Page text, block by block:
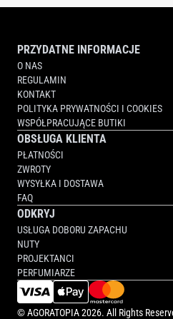
PARISIAN
PRZYDATNE INFORMACJE
O NAS
REGULAMIN
KONTAKT
POLITYKA PRYWATNOŚCI I COOKIES
WSPÓŁPRACUJĄCE BUTIKI
OBSŁUGA KLIENTA
PŁATNOŚCI
ZWROTY
WYSYŁKA I DOSTAWA
FAQ
ODKRYJ
USŁUGA DOBORU ZAPACHU
NUTY
PROJEKTANCI
PERFUMIARZE
©AGORATOPIA2026. All Rights